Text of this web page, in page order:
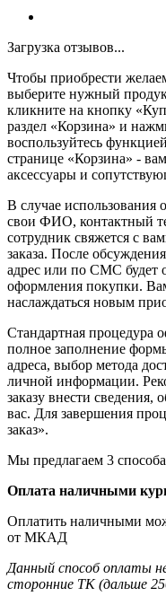
Загрузка отзывов...
Чтобы приобрести
выберите нужный
кликните на кнопку
раздел «Корзина» и
воспользуйтесь
странице «Корзина» -
аксессуары и
В случае использования
свои ФИО, контактный
сотрудник свяжется с
заказа. После
адрес или по СМС будет
оформления покупки.
наслаждаться новым
Стандартная процедура
полное заполнение
адреса, выбор метода
личной информации.
заказу внести сведения,
вас. Для завершения
заказ».
Мы предлагаем 3
Оплата наличными
Оплатить наличными
от МКАД
Данный способ оплаты
сторонние ТК (дальше